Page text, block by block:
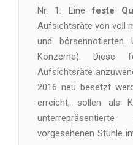
Nr. 1: Einefeste
Aufsichtsräte von voll
und börsennotierten
Konzerne).
Aufsichtsräte
2016 neu besetzt
erreicht, sollen als
vorgesehenen Stühle